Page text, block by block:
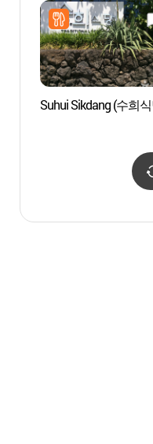
Suhui Sikdang (수희